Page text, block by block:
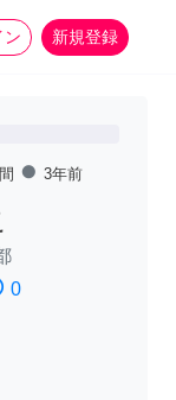
ン 新規登録
more_horiz
fiber_manual_record 3年前
0